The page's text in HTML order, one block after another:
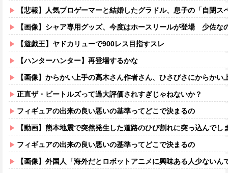
【悲報】人気プロゲーマーと結婚したグラドル、息子の「自閉スペクト
【画像】シャア専用グッズ、今度はホースリールが登場 少佐
【遊戯王】ヤドカリューで900レス目指すスレ
【ハンターハンター】再登場するかな
【画像】からかい上手の高木さん作者さん、ひさびさにからかい上手の高木
正直ザ・ビートルズって過大評価されすぎじゃねないか？
フィギュアの出来の良い悪いの基準ってどこで決まるの
【動画】熊本地震で突然発生した道路のひび割れに突っ込んでし
フィギュアの出来の良い悪いの基準ってどこで決まるの
【画像】外国人「海外だとロボットアニメに興味ある人少ないん